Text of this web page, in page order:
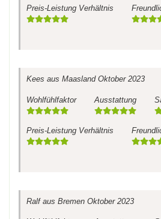
Preis-Leistung Verhältnis
Kees aus Maasland Oktober 2023
Wohlfühlfaktor Ausstattung
Preis-Leistung Verhältnis
Ralfaus Bremen Oktober 2023